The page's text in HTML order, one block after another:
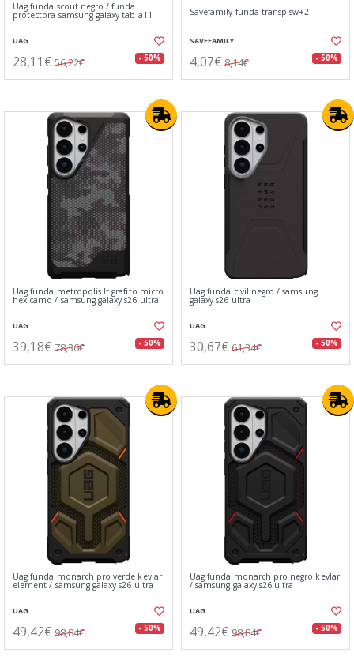
Uag funda scout negro / funda
protectora samsung galaxy tab a11
UAG
28,11€ 56,22€ - 50%
Savefamily funda transp sw+2
SAVEFAMILY
4,07€ 8,14€ - 50%
Uag funda metropolis lt grafito micro
hex camo / samsung galaxy s26 ultra
UAG
39,18€ 78,36€ - 50%
Uag funda civil negro / samsung
galaxy s26 ultra
UAG
30,67€ 61,34€ - 50%
Uag funda monarch pro verde kevlar
element / samsung galaxy s26 ultra
UAG
49,42€ 98,84€ - 50%
Uag funda monarch pro negro kevlar
/ samsung galaxy s26 ultra
UAG
49,42€ 98,84€ - 50%